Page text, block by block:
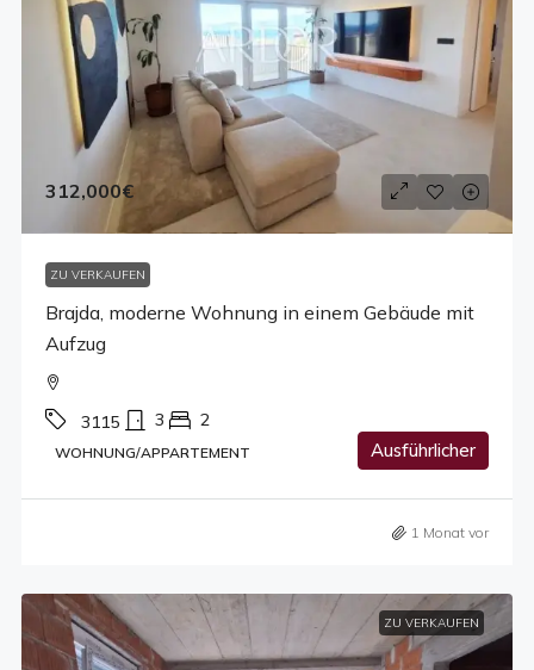
312,000€
ZU VERKAUFEN
Brajda, moderne Wohnung in einem Gebäude mit
Aufzug
3115 3 2
WOHNUNG/APPARTEMENT Ausführlicher
1 Monat vor
ZU VERKAUFEN